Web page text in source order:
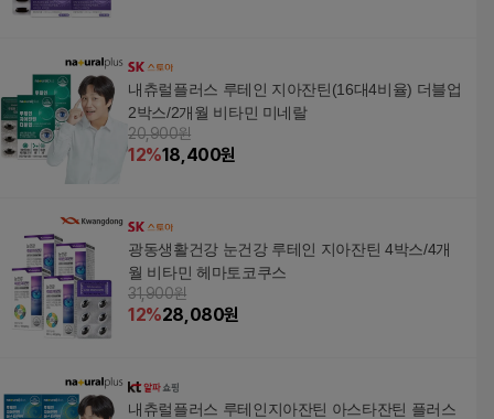
내츄럴플러스 루테인 지아잔틴(16대4비율) 더블업
2박스/2개월 비타민 미네랄
20,900원
12%18,400원
광동생활건강 눈건강 루테인 지아잔틴 4박스/4개
월 비타민 헤마토코쿠스
31,900원
12%28,080원
내츄럴플러스 루테인지아잔틴 아스타잔틴 플러스